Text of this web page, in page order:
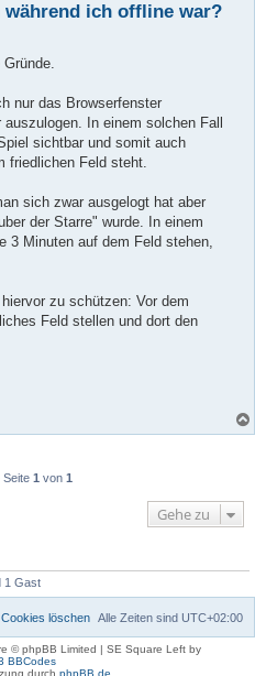
ich offline war?
nur das Browserfenster
In einem solchen Fall
sichtbar und somit auch
friedlichen Feld steht.
sich zwar ausgelogt hat aber
der Starre" wurde. In einem
3 Minuten auf dem Feld stehen,
zu schützen: Vor dem
Feld stellen und dort den
Seite 1 von 1
Gehe zu
1 Gast
Alle Zeiten sind UTC+02:00
Cookies löschen
© phpBB Limited | SE Square Left by
BBCodes
durch phpBB.de